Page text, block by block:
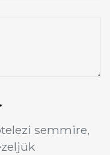
semmire,